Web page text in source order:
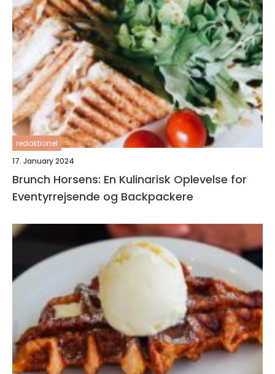
redaktionel
17. January 2024
Brunch Horsens: En Kulinarisk Oplevelse for
Eventyrrejsende og Backpackere